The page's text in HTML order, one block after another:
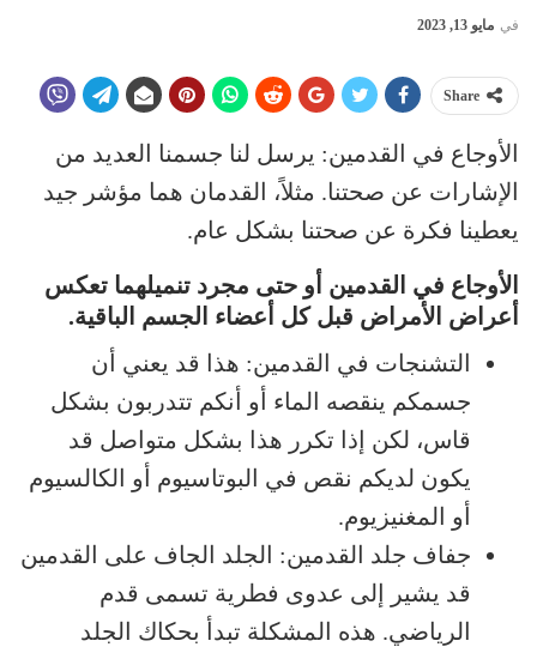
في مايو 13, 2023
Share
الأوجاع في القدمين: يرسل لنا جسمنا العديد من
الإشارات عن صحتنا. مثلاً، القدمان هما مؤشر جيد
يعطينا فكرة عن صحتنا بشكل عام.
الأوجاع في القدمين أو حتى مجرد تنميلهما تعكس
أعراض الأمراض قبل كل أعضاء الجسم الباقية.
التشنجات في القدمين: هذا قد يعني أن
جسمكم ينقصه الماء أو أنكم تتدربون بشكل
قاس، لكن إذا تكرر هذا بشكل متواصل قد
يكون لديكم نقص في البوتاسيوم أو الكالسيوم
أو المغنيزيوم.
جفاف جلد القدمين: الجلد الجاف على القدمين
قد يشير إلى عدوى فطرية تسمى قدم
الرياضي. هذه المشكلة تبدأ بحكاك الجلد